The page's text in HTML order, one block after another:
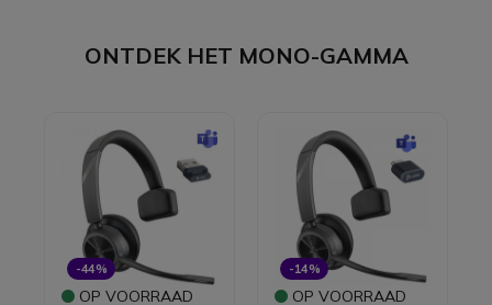
ONTDEK HET MONO-GAMMA
-44%
OP VOORRAAD
-14%
OP VOORRAAD